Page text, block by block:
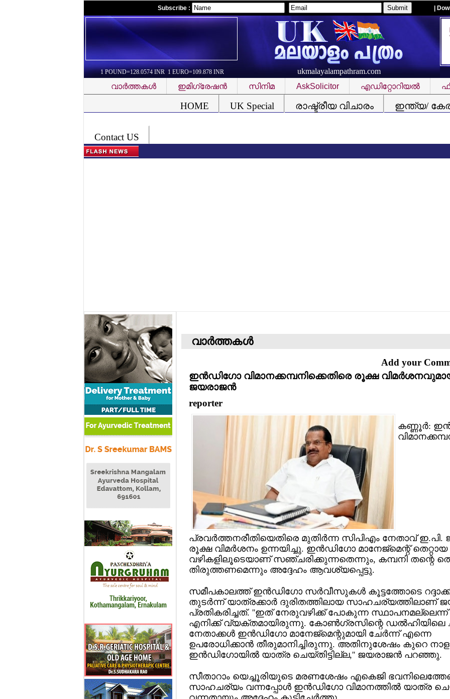
Subscribe : |
1 POUND=128.0574 INR 1 EURO=109.878 INR ukmalayalampathram.com
വാര്‍ത്തകള്‍ ഇമിഗ്രേഷന്‍ സിനിമ AskSolicitor എഡിറ്റോറിയല്‍
HOME UK Special രാഷ്ട്രീയ വിചാരം
ഇന്ത്യ/
Contact US
വാര്‍ത്തകള്‍
Add your
ഇന്‍ഡിഗോ വിമാനക്കമ്പനിക്കെതിരെ രൂക്ഷ
ജയരാജന്‍
reporter
കണ്ണൂര്‍:
പ്രവര്‍ത്തനരീതിയെതിരെ മുതിര്‍ന്ന സിപിഎം നേതാവ്
രൂക്ഷ വിമര്‍ശനം ഉന്നയിച്ചു. ഇന്‍ഡിഗോ മാനേജ്മെന്റ് തെറ്റായ
വഴികളിലൂടെയാണ് സഞ്ചരിക്കുന്നതെന്നും, കമ്പനി തന്റെ
തിരുത്തണമെന്നും അദ്ദേഹം ആവശ്യപ്പെട്ടു.
സമീപകാലത്ത് ഇന്‍ഡിഗോ സര്‍വീസുകള്‍ കൂട്ടത്തോടെ
തുടര്‍ന്ന് യാത്രക്കാര്‍ ദുരിതത്തിലായ സാഹചര്യത്തിലാണ്
പ്രതികരിച്ചത്. ''ഇത് നേരുവഴിക്ക് പോകുന്ന
എനിക്ക് വ്യക്തമായിരുന്നു. കോണ്‍ഗ്രസിന്റെ ഡല്‍ഹിയിലെ
നേതാക്കള്‍ ഇന്‍ഡിഗോ മാനേജ്മെന്റുമായി ചേര്‍ന്ന് എന്നെ
ഉപരോധിക്കാന്‍ തീരുമാനിച്ചിരുന്നു. അതിനുശേഷം കുറെ
ഇന്‍ഡിഗോയില്‍ യാത്ര ചെയ്തിട്ടില്ല,'' ജയരാജന്‍ പറഞ്ഞു.
സീതാറാം യെച്ചൂരിയുടെ മരണശേഷം എകെജി
സാഹചര്യം വന്നപ്പോള്‍ ഇന്‍ഡിഗോ വിമാനത്തില്‍ യാത്ര